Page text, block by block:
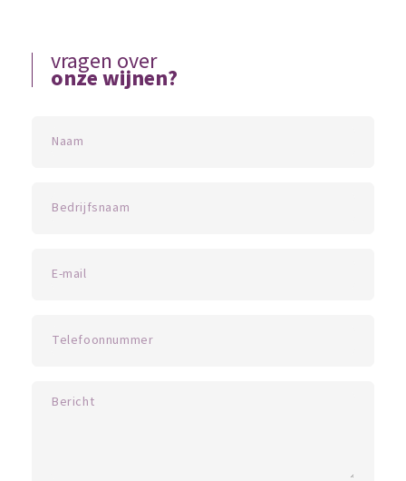
vragen over
onze wijnen?